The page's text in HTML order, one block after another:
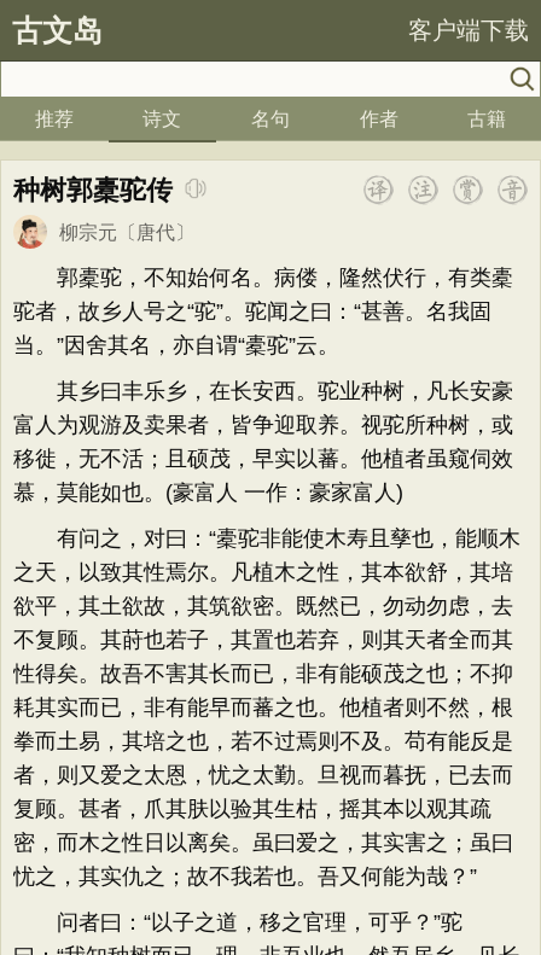
古文岛 客户端下载
推荐 诗文 名句 作者 古籍
种树郭橐驼传
柳宗元 〔唐代〕
郭橐驼，不知始何名。病偻，隆然伏行，有类橐
驼者，故乡人号之“驼”。驼闻之曰：“甚善。名我固
当。”因舍其名，亦自谓“橐驼”云。
其乡曰丰乐乡，在长安西。驼业种树，凡长安豪
富人为观游及卖果者，皆争迎取养。视驼所种树，或
移徙，无不活；且硕茂，早实以蕃。他植者虽窥伺效
慕，莫能如也。(豪富人 一作：豪家富人)
有问之，对曰：“橐驼非能使木寿且孳也，能顺木
之天，以致其性焉尔。凡植木之性，其本欲舒，其培
欲平，其土欲故，其筑欲密。既然已，勿动勿虑，去
不复顾。其莳也若子，其置也若弃，则其天者全而其
性得矣。故吾不害其长而已，非有能硕茂之也；不抑
耗其实而已，非有能早而蕃之也。他植者则不然，根
拳而土易，其培之也，若不过焉则不及。苟有能反是
者，则又爱之太恩，忧之太勤。旦视而暮抚，已去而
复顾。甚者，爪其肤以验其生枯，摇其本以观其疏
密，而木之性日以离矣。虽曰爱之，其实害之；虽曰
忧之，其实仇之；故不我若也。吾又何能为哉？”
问者曰：“以子之道，移之官理，可乎？”驼